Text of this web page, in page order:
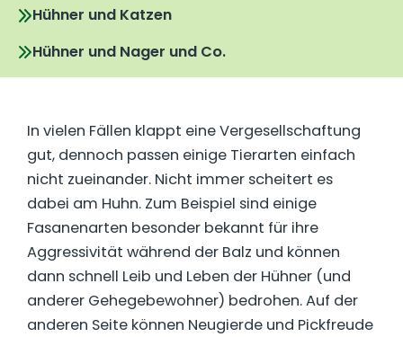
Hühner und Katzen
Hühner und Nager und Co.
In vielen Fällen klappt eine Vergesellschaftung
gut, dennoch passen einige Tierarten einfach
nicht zueinander. Nicht immer scheitert es
dabei am Huhn. Zum Beispiel sind einige
Fasanenarten besonder bekannt für ihre
Aggressivität während der Balz und können
dann schnell Leib und Leben der Hühner (und
anderer Gehegebewohner) bedrohen. Auf der
anderen Seite können Neugierde und Pickfreude